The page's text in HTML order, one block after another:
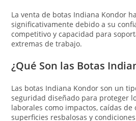
La venta de botas Indiana Kondor
significativamente debido a su
competitivo y capacidad para
extremas de trabajo.
¿Qué Son las Botas
Las botas Indiana Kondor son un
seguridad diseñado para proteger
laborales como impactos, caídas de
superficies resbalosas y